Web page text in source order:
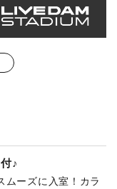
♪
ムーズに入室！カラ